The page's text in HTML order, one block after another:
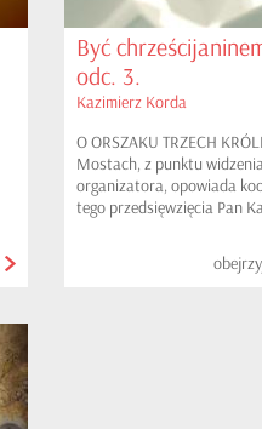
Być
odc. 3.
Kazimierz Korda
O ORSZAKU TRZECH
Mostach, z punktu
organizatora, opowiada
tego przedsięwzięcia Pan